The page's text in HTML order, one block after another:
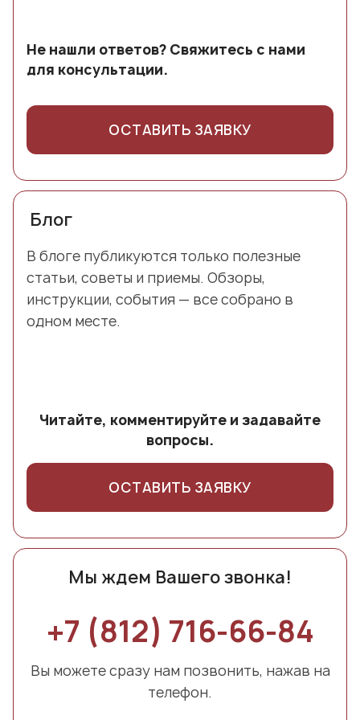
картину Вашей мечты.
фасады из МДФ.
например, наклеиванием специальной
плёнки на обратную сторону стекла.
матовой или многих других расцветок.
Не нашли ответов? Свяжитесь с нами
для консультации.
ОСТАВИТЬ ЗАЯВКУ
Блог
В блоге публикуются только полезные
статьи, советы и приемы. Обзоры,
инструкции, события — все собрано в
одном месте.
Читайте, комментируйте и задавайте
вопросы.
ОСТАВИТЬ ЗАЯВКУ
Мы ждем Вашего звонка!
+7 (812) 716-66-84
Вы можете сразу нам позвонить, нажав на
телефон.